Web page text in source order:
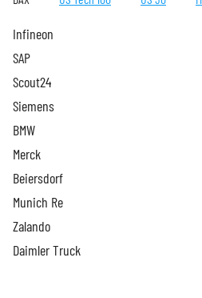
Infineon
SAP
Scout24
Siemens
BMW
Merck
Beiersdorf
Munich Re
Zalando
Daimler Truck